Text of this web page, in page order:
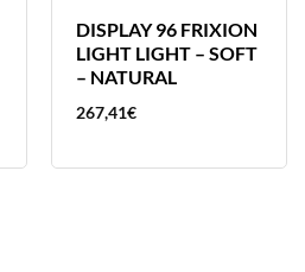
DISPLAY 96 FRIXION
LIGHT LIGHT – SOFT
– NATURAL
267,41€